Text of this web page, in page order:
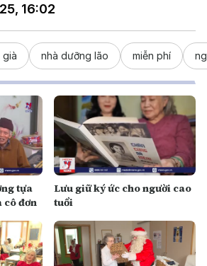
16:02
già nhà dưỡng lão miễn phí
tựa
cô đơn
Lưu giữ ký ức cho người cao
tuổi